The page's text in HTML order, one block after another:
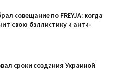
совещание по FREYJA: когда
свою баллистику и анти-
сроки создания Украиной